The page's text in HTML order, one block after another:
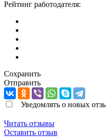
Рейтинг работодателя:
Сохранить
Отправить
Уведомлять о новых
Читать отзывы
Оставить отзыв